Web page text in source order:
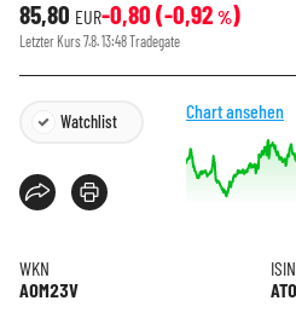
85,80 EUR-0,80 (-0,92 %)
Letzter Kurs7.8. 13:48Tradegate
Watchlist Chart ansehen
WKN
A0M23V
ISIN